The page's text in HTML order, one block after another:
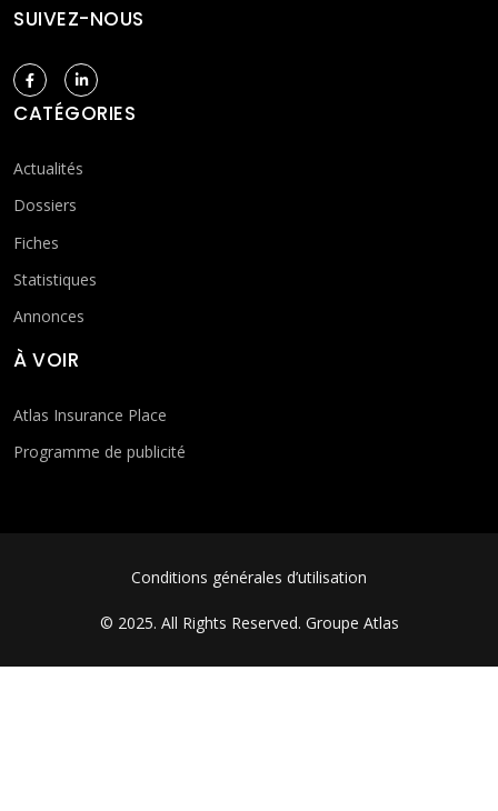
SUIVEZ-NOUS
CATÉGORIES
Actualités
Dossiers
Fiches
Statistiques
Annonces
À VOIR
Atlas Insurance Place
Programme de publicité
FOOTER MENUConditions générales d’utilisation
© 2025. All Rights Reserved. Groupe Atlas